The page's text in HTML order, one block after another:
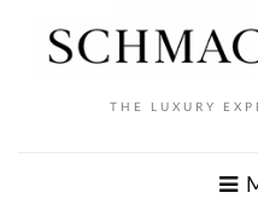
THE LUXURY